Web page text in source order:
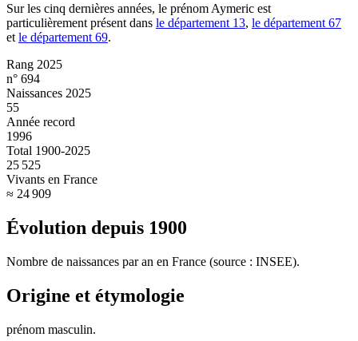
Sur les cinq dernières années, le prénom Aymeric est
particulièrement présent dans le département 13, le département 67
et le département 69.
Rang 2025
n° 694
Naissances 2025
55
Année record
1996
Total 1900-2025
25 525
Vivants en France
≈ 24 909
Évolution depuis 1900
Nombre de naissances par an en France (source : INSEE).
Origine et étymologie
prénom masculin.